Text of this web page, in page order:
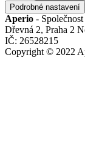
Podrobné nastavení
Aperio -
Dřevná 2, Praha 2
IČ: 26528215
Copyright © 2022